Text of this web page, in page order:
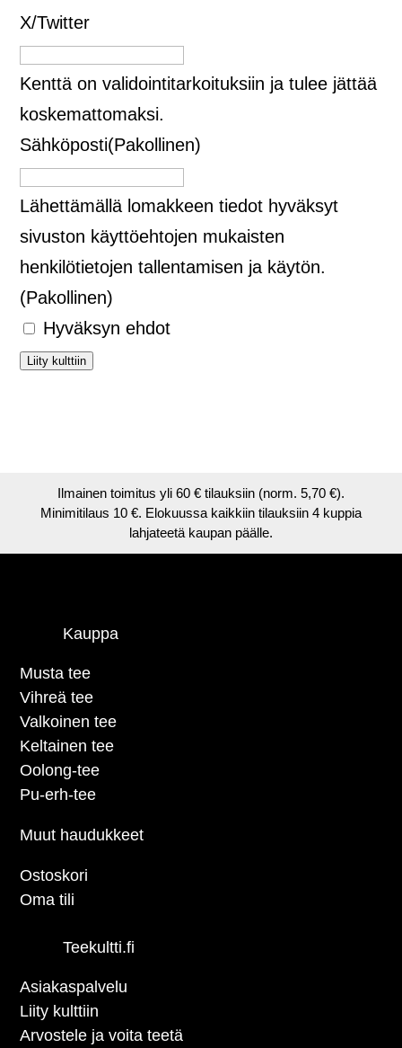
X/Twitter
Kenttä on validointitarkoituksiin ja tulee jättää
koskemattomaksi.
Sähköposti(Pakollinen)
Lähettämällä lomakkeen tiedot hyväksyt
sivuston käyttöehtojen mukaisten
henkilötietojen tallentamisen ja käytön.
(Pakollinen)
Hyväksyn ehdot
Liity kulttiin
Ilmainen toimitus yli 60 € tilauksiin (norm. 5,70 €).
Minimitilaus 10 €. Elokuussa kaikkiin tilauksiin 4 kuppia
lahjateetä kaupan päälle.
Kauppa
Musta tee
Vihreä tee
Valkoinen tee
Keltainen tee
Oolong-tee
Pu-erh-tee
Muut haudukkeet
Ostoskori
Oma tili
Teekultti.fi
Asiakaspalvelu
Liity kulttiin
Arvostele ja voita teetä